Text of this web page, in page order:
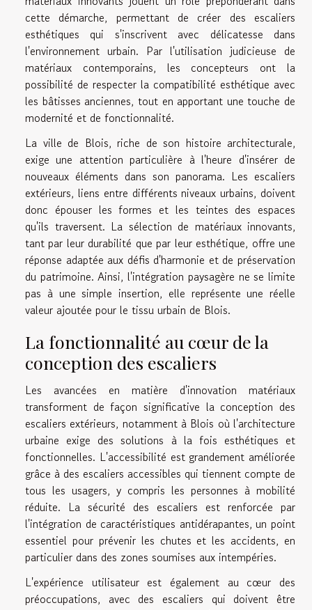
cette démarche, permettant de créer des escaliers
esthétiques qui s'inscrivent avec délicatesse dans
l'environnement urbain. Par l'utilisation judicieuse de
matériaux contemporains, les concepteurs ont la
possibilité de respecter la compatibilité esthétique avec
les bâtisses anciennes, tout en apportant une touche de
modernité et de fonctionnalité.
La ville de Blois, riche de son histoire architecturale,
exige une attention particulière à l'heure d'insérer de
nouveaux éléments dans son panorama. Les escaliers
extérieurs, liens entre différents niveaux urbains, doivent
donc épouser les formes et les teintes des espaces
qu'ils traversent. La sélection de matériaux innovants,
tant par leur durabilité que par leur esthétique, offre une
réponse adaptée aux défis d'harmonie et de préservation
du patrimoine. Ainsi, l'intégration paysagère ne se limite
pas à une simple insertion, elle représente une réelle
valeur ajoutée pour le tissu urbain de Blois.
La fonctionnalité au cœur de la
conception des escaliers
Les avancées en matière d'innovation matériaux
transforment de façon significative la conception des
escaliers extérieurs, notamment à Blois où l'architecture
urbaine exige des solutions à la fois esthétiques et
fonctionnelles. L'accessibilité est grandement améliorée
grâce à des escaliers accessibles qui tiennent compte de
tous les usagers, y compris les personnes à mobilité
réduite. La sécurité des escaliers est renforcée par
l'intégration de caractéristiques antidérapantes, un point
essentiel pour prévenir les chutes et les accidents, en
particulier dans des zones soumises aux intempéries.
L'expérience utilisateur est également au cœur des
préoccupations, avec des escaliers qui doivent être